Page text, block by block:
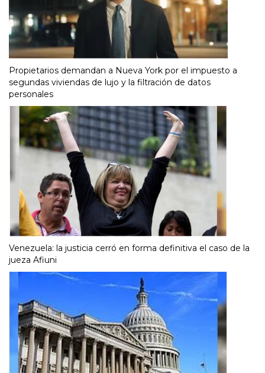
Propietarios demandan a Nueva York por el impuesto a
segundas viviendas de lujo y la filtración de datos
personales
Venezuela: la justicia cerró en forma definitiva el caso de la
jueza Afiuni